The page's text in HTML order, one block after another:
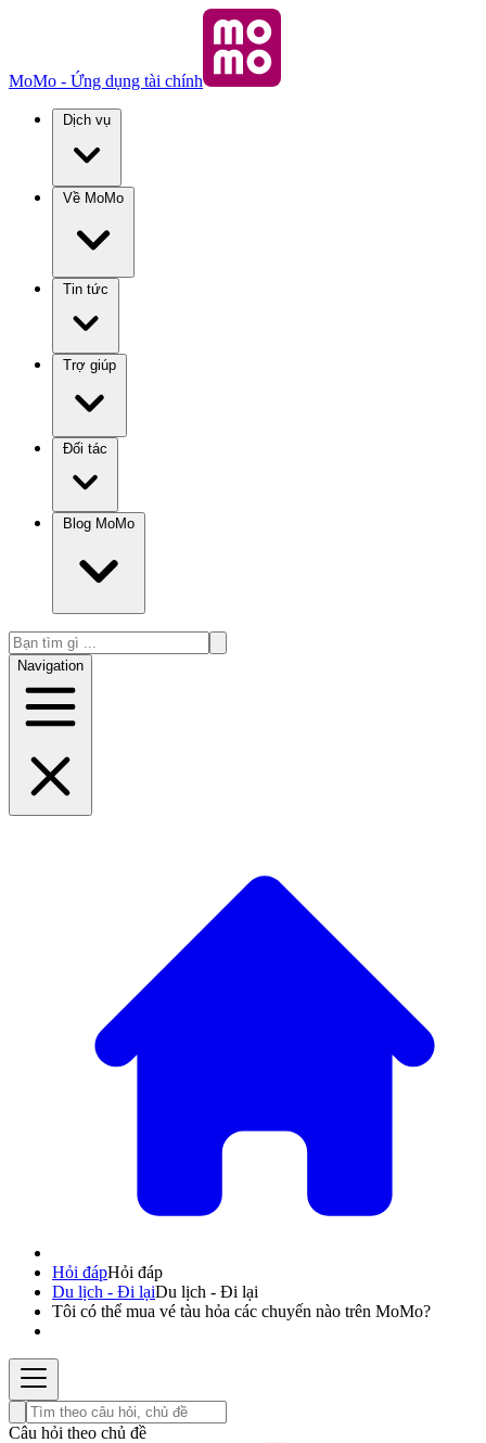
MoMo - Ứng dụng tài chính
Dịch vụ
Về MoMo
Tin tức
Trợ giúp
Đối tác
Blog MoMo
Navigation
Hỏi đápHỏi đáp
Du lịch - Đi lạiDu lịch - Đi lại
Tôi có thể mua vé tàu hỏa các chuyến nào trên MoMo?
Câu hỏi theo chủ đề